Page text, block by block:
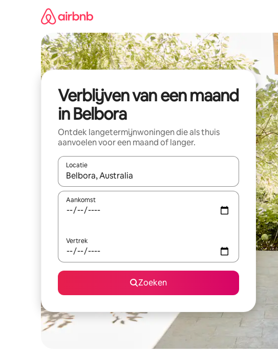
Verblijven van een maand
in Belbora
Ontdek langetermijnwoningen die als thuis
aanvoelen voor een maand of langer.
Locatie
Wanneer er resultaten beschikbaar zijn, maak je een keuze
Aankomst
Vertrek
Zoeken